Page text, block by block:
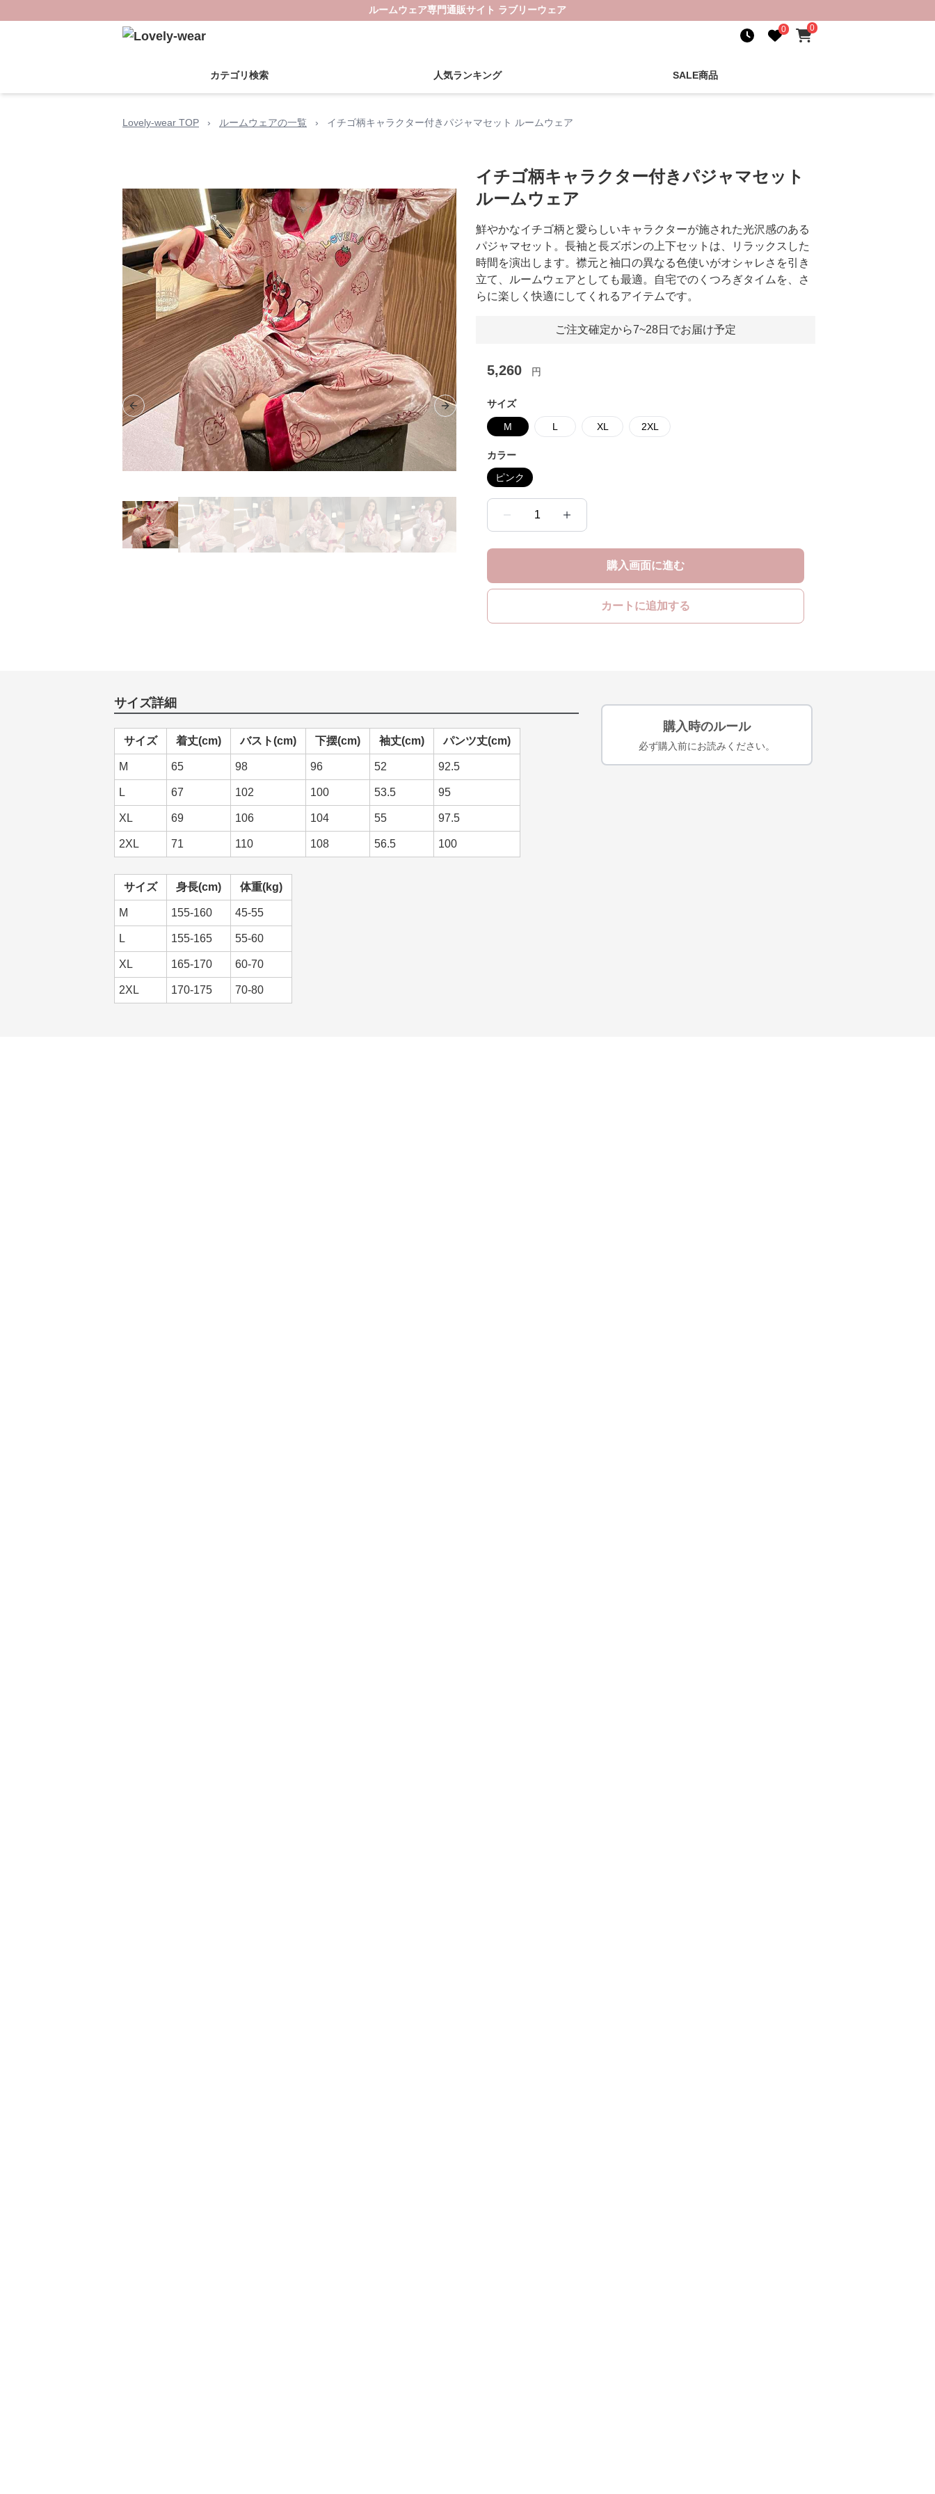
ルームウェア専門通販サイト ラブリーウェア
0 0
カテゴリ検索 人気ランキング SALE商品
Lovely-wear TOP › ルームウェアの一覧 › イチゴ柄キャラクター付きパジャマセット ルームウェア
Previous slide Next slide
イチゴ柄キャラクター付きパジャマセット
ルームウェア
鮮やかなイチゴ柄と愛らしいキャラクターが施された光沢感のある
パジャマセット。長袖と長ズボンの上下セットは、リラックスした
時間を演出します。襟元と袖口の異なる色使いがオシャレさを引き
立て、ルームウェアとしても最適。自宅でのくつろぎタイムを、さ
らに楽しく快適にしてくれるアイテムです。
ご注文確定から7~28日でお届け予定
5,260 円
サイズ
M L XL 2XL
カラー
ピンク
1
購入画面に進む
カートに追加する
サイズ詳細
サイズ 着丈(cm) バスト(cm) 下摆(cm) 袖丈(cm) パンツ丈(cm)
M 65 98 96 52 92.5
L 67 102 100 53.5 95
XL 69 106 104 55 97.5
2XL 71 110 108 56.5 100
サイズ 身長(cm) 体重(kg)
M 155-160 45-55
L 155-165 55-60
XL 165-170 60-70
2XL 170-175 70-80
購入時のルール
必ず購入前にお読みください。